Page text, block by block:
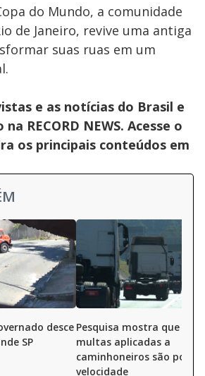
do Mundo, a comunidade
de Janeiro, revive uma antiga
suas ruas em um
e as notícias do Brasil e
RECORD NEWS. Acesse o
os principais conteúdos em
desce
SP
Pesquisa mostra que
multas aplicadas a
caminhoneiros são por
velocidade